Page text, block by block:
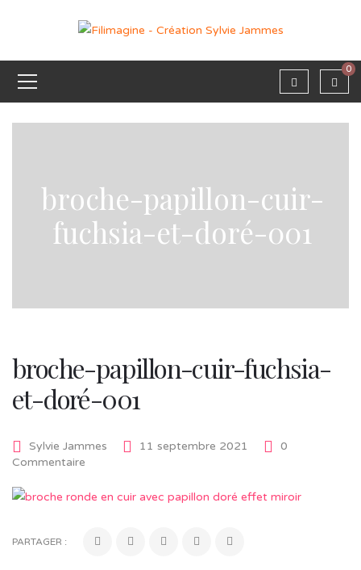
0
broche-papillon-cuir-
fuchsia-et-doré-001
broche-papillon-cuir-fuchsia-
et-doré-001
Sylvie Jammes 11 septembre 2021
0
Commentaire
PARTAGER :